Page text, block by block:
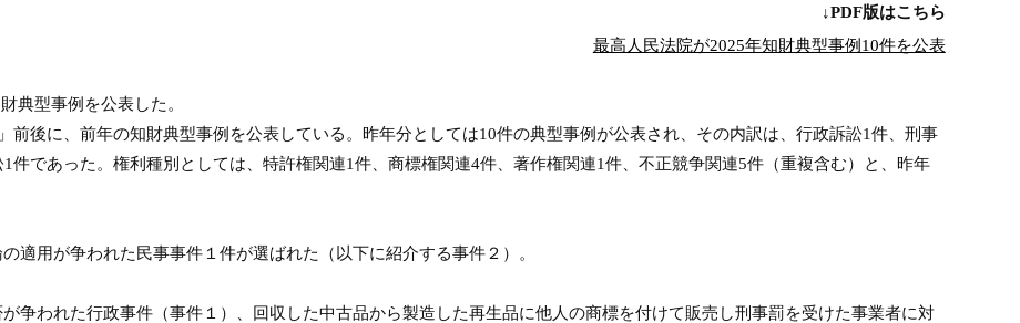
↓PDF版はこちら
最高人民法院が2025年知財典型事例10件を公表
典型事例を公表した。
前後に、前年の知財典型事例を公表している。昨年分としては10件の典型事例が公表され、その内訳は、行政訴訟1件、刑事
件であった。権利種別としては、特許権関連1件、商標権関連4件、著作権関連1件、不正競争関連5件（重複含む）と、昨年
適用が争われた民事事件１件が選ばれた（以下に紹介する事件２）。
争われた行政事件（事件１）、回収した中古品から製造した再生品に他人の商標を付けて販売し刑事罰を受けた事業者に対